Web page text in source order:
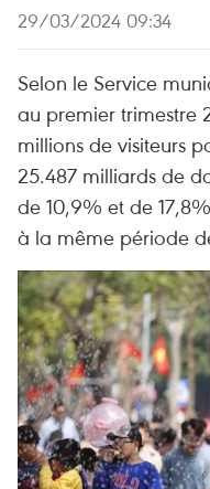
29/03/2024 09:34
Selon le Service
au premier trimestre
millions de visiteurs
25.487 milliards de
de 10,9% et de
à la même période